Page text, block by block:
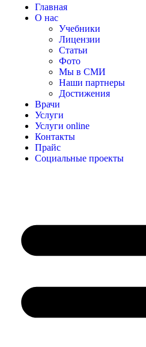
Главная
О нас
Учебники
Лицензии
Статьи
Фото
Мы в СМИ
Наши партнеры
Достижения
Врачи
Услуги
Услуги online
Контакты
Прайс
Социальные проекты